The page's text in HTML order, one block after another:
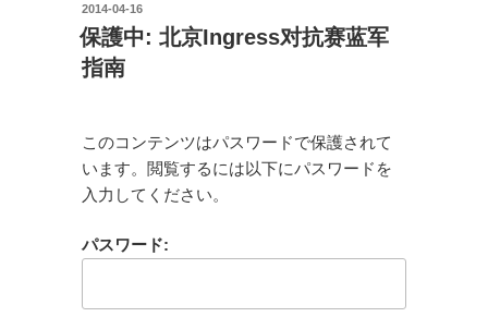
投
稿
日:
2014-04-16
保護中: 北京Ingress对抗赛蓝军
指南
このコンテンツはパスワードで保護されて
います。閲覧するには以下にパスワードを
入力してください。
パスワード: